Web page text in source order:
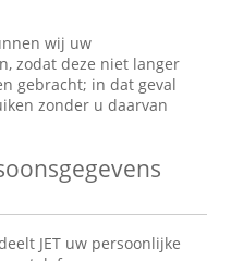
wij uw
zodat deze niet langer
gebracht; in dat geval
zonder u daarvan
JET uw persoonlijke